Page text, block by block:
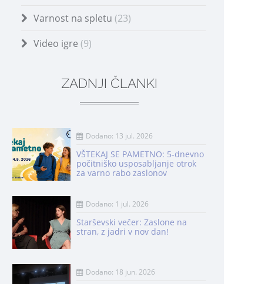
Varnost na spletu (23)
Video igre (9)
ZADNJI ČLANKI
Dodano: 13 jul. 2026
VŠTEKAJ SE PAMETNO: 5-dnevno
počitniško usposabljanje otrok
za varno rabo zaslonov
Dodano: 1 jul. 2026
Starševski večer: Zaslone na
stran, z jadri v nov dan!
Dodano: 18 jun. 2026